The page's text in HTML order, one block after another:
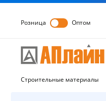
Розница Оптом
Строительные материалы